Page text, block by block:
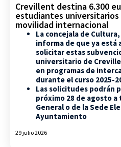
Crevillent destina 6.300
estudiantes universitarios
movilidad internacional
La concejala de
informa de que ya está
solicitar estas
universitario de
en programas de
durante el curso 2025-
Las solicitudes podrán
próximo 28 de agosto
General o de la Sede
Ayuntamiento
29 julio 2026